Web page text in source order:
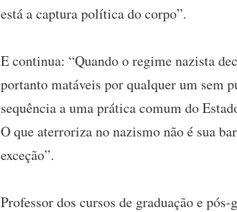
está a captura política do corpo”.
E continua: “Quando o regime nazista
portanto matáveis por qualquer um sem
sequência a uma prática comum do
O que aterroriza no nazismo não é sua
exceção”.
Professor dos cursos de graduação e